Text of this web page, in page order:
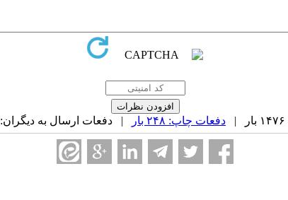
دفعات چاپ: ۲۴۸ بار | دفعات ارسال به دیگران: ۰ بار |